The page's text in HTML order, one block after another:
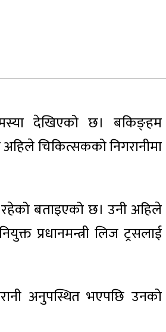
देखिएको छ। बकिङ्हम
अहिले चिकित्सकको निगरानीमा
रहेको बताइएको छ। उनी अहिले
प्रधानमन्त्री लिज ट्रसलाई
अनुपस्थित भएपछि उनको